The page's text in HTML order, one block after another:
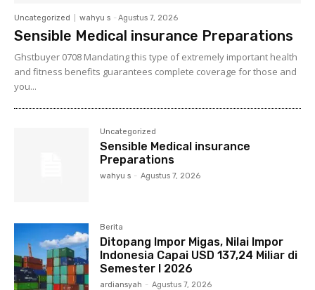
Uncategorized wahyu s - Agustus 7, 2026
Sensible Medical insurance Preparations
Ghstbuyer 0708 Mandating this type of extremely important health
and fitness benefits guarantees complete coverage for those and
you...
Uncategorized
Sensible Medical insurance
Preparations
wahyu s - Agustus 7, 2026
Berita
Ditopang Impor Migas, Nilai Impor
Indonesia Capai USD 137,24 Miliar di
Semester I 2026
ardiansyah - Agustus 7, 2026